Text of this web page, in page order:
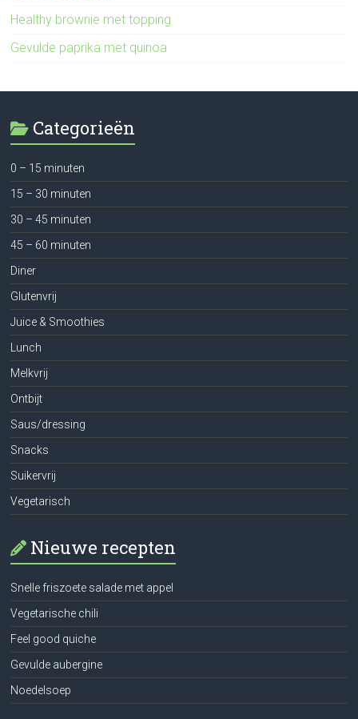
Healthy brownie met topping
Gevulde paprika met quinoa
Categorieën
0 – 15 minuten
15 – 30 minuten
30 – 45 minuten
45 – 60 minuten
Diner
Glutenvrij
Juice & Smoothies
Lunch
Melkvrij
Ontbijt
Saus/dressing
Snacks
Suikervrij
Vegetarisch
Nieuwe recepten
Snelle friszoete salade met appel
Vegetarische chili
Feel good quiche
Gevulde aubergine
Noedelsoep